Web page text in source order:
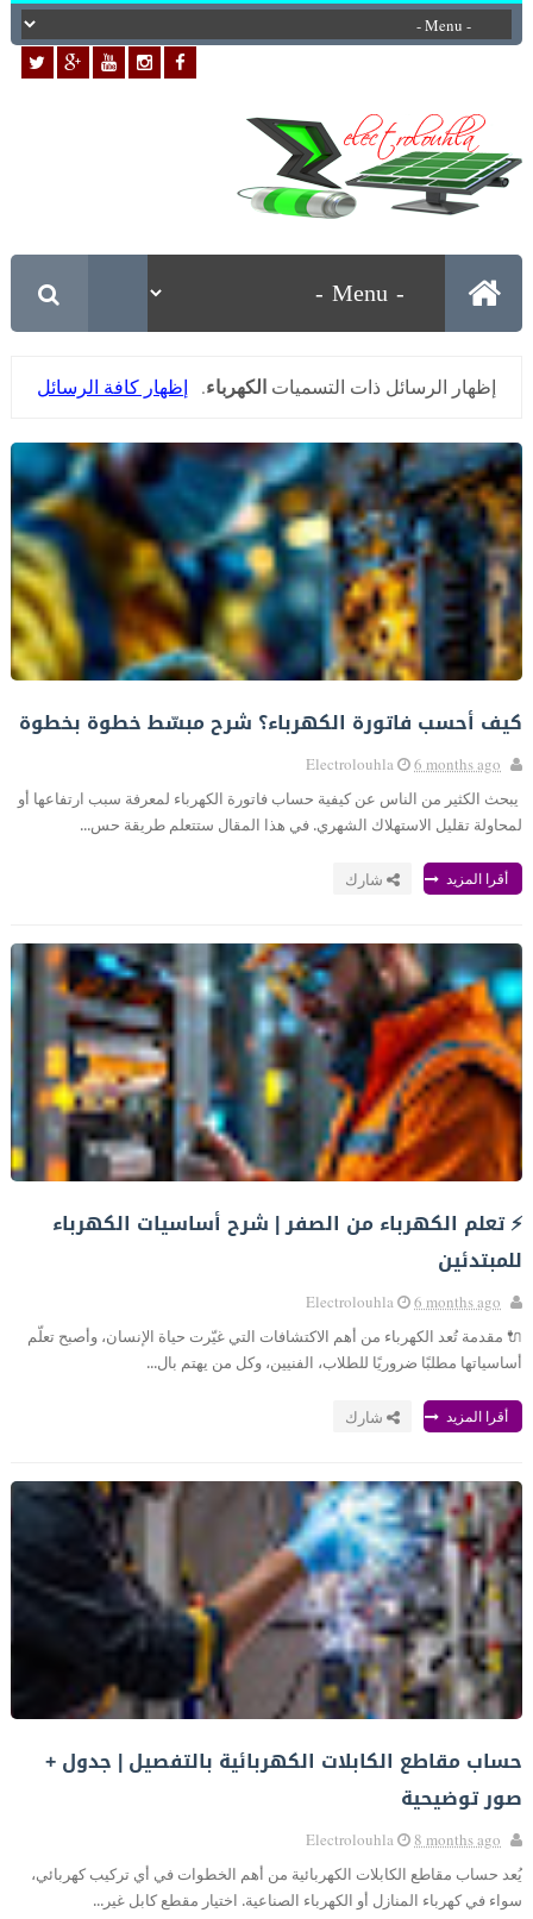
‏إظهار الرسائل ذات التسمياتالكهرباء. إظهار كافة الرسائل
كيف أحسب فاتورة الكهرباء؟ شرح مبسّط خطوة بخطوة
Electrolouhla 6 months ago
يبحث الكثير من الناس عن كيفية حساب فاتورة الكهرباء لمعرفة سبب ارتفاعها أو
لمحاولة تقليل الاستهلاك الشهري. في هذا المقال ستتعلم طريقة حس...
أقرا المزيد شارك
⚡ تعلم الكهرباء من الصفر | شرح أساسيات الكهرباء
للمبتدئين
Electrolouhla 6 months ago
🔌 مقدمة تُعد الكهرباء من أهم الاكتشافات التي غيّرت حياة الإنسان، وأصبح تعلّم
أساسياتها مطلبًا ضروريًا للطلاب، الفنيين، وكل من يهتم بال...
أقرا المزيد شارك
حساب مقاطع الكابلات الكهربائية بالتفصيل | جدول +
صور توضيحية
Electrolouhla 8 months ago
يُعد حساب مقاطع الكابلات الكهربائية من أهم الخطوات في أي تركيب كهربائي،
سواء في كهرباء المنازل أو الكهرباء الصناعية. اختيار مقطع كابل غير...